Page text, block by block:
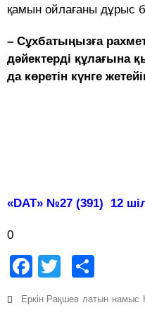
қамын ойлағаны дұрыс
– Сұхбатыңызға
дәйектерді құлағына
да көретін күнге
«DAT» №27 (391) 12
0
Facebook
Twitter
Еркін Рақшев латын намыс